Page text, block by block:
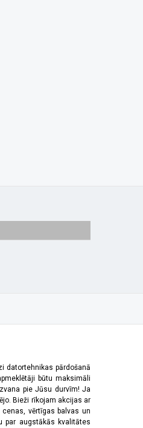
datortehnikas pārdošanā
būtu maksimāli
pie Jūsu durvīm! Ja
Bieži rīkojam akcijas ar
vērtīgas balvas un
par augstākās kvalitātes